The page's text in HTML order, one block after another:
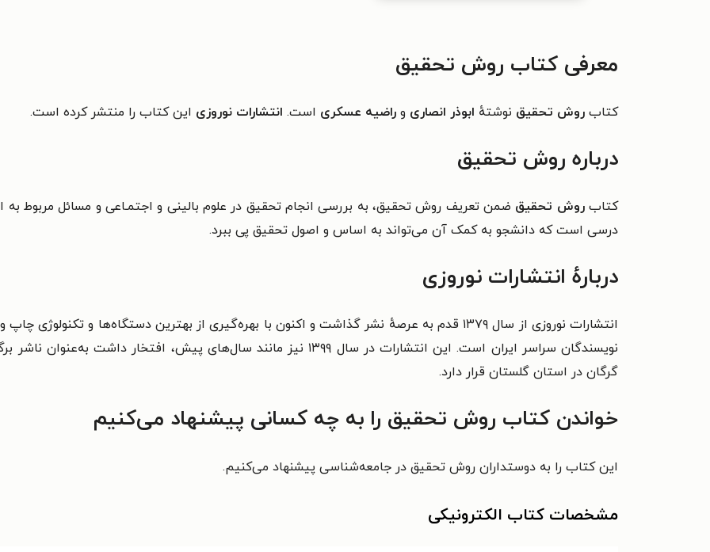
معرفی کتاب روش تحقیق
کتاب روش تحقیق نوشتهٔ ابوذر انصاری و راضیه عسکری است. انتشارات نوروزی این کتاب را منتشر کرده است.‏
درباره روش تحقیق
کتابروش تحقیق ضمن تعریف روش تحقیق، به بررسی انجام تحقیق در علوم بالینی و اجتمـاعی و مسائل مربوط به
درسی است که دانشجو بهکمک آن می‌تواند به اساس و اصول تحقیق پی ببرد.
دربارهٔ انتشارات نوروزی
انتشارات نوروزی از سال ۱۳۷۹ قدم به عرصهٔ نشر گذاشت و اکنون با بهره‌گیری از بهترین دستگاه‌ها و
نویسندگان سراسر ایران است. این انتشارات در سال ۱۳۹۹ نیز مانند سال‌های پیش،
گرگان در استان گلستان قرار دارد.‏
خواندن کتاب روش تحقیق را به چه کسانی پیشنهاد می‌کنیم
این کتاب را به دوستداران روش تحقیق در جامعه‌شناسی پیشنهاد می‌کنیم.
مشخصات کتاب الکترونیکی